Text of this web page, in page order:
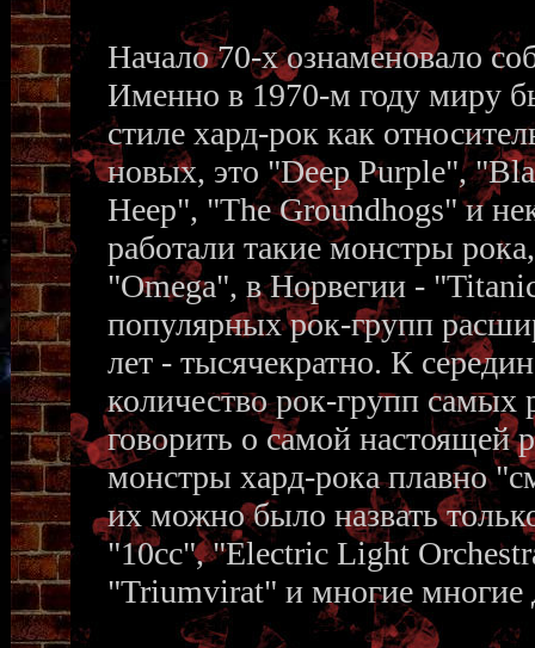
Начало 70-х ознаменовало
Именно в 1970-м году миру
стиле хард-рок как
новых, это "Deep Purple",
Heep", "The Groundhogs" и
работали такие монстры
"Omega", в Норвегии -
популярных рок-групп
лет - тысячекратно. К
количество рок-групп
говорить о самой
монстры хард-рока плавно
их можно было назвать
"10cc", "Electric Light
"Triumvirat" и многие многие